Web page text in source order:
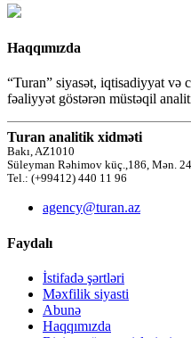
Haqqımızda
“Turan” siyasət, iqtisadiyyat və
fəaliyyət göstərən müstəqil
Turan analitik xidməti
Bakı, AZ1010
Süleyman Rəhimov küç.,186, Mən. 24
Tel.: (+99412) 440 11 96
agency@turan.az
Faydalı
İstifadə şərtləri
Məxfilik siyasti
Abunə
Haqqımızda